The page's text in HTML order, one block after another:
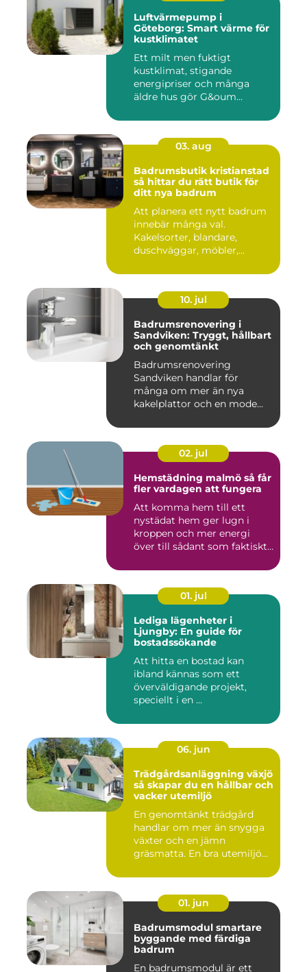
Luftvärmepump i
Göteborg: Smart värme för
kustklimatet
Ett milt men fuktigt
kustklimat, stigande
energipriser och många
äldre hus gör G&oum...
03. aug
Badrumsbutik kristianstad
så hittar du rätt butik för
ditt nya badrum
Att planera ett nytt badrum
innebär många val.
Kakelsorter, blandare,
duschväggar, möbler,
10. jul
Badrumsrenovering i
Sandviken: Tryggt, hållbart
och genomtänkt
Badrumsrenovering
Sandviken handlar för
många om mer än nya
kakelplattor och en mode...
02. jul
Hemstädning malmö så får
fler vardagen att fungera
Att komma hem till ett
nystädat hem ger lugn i
kroppen och mer energi
över till sådant som faktiskt
01. jul
Lediga lägenheter i
Ljungby: En guide för
bostadssökande
Att hitta en bostad kan
ibland kännas som ett
överväldigande projekt,
speciellt i en ...
06. jun
Trädgårdsanläggning växjö
så skapar du en hållbar och
vacker utemiljö
En genomtänkt trädgård
handlar om mer än snygga
växter och en jämn
gräsmatta. En bra utemiljö
01. jun
Badrumsmodul smartare
byggande med färdiga
badrum
En badrumsmodul är ett